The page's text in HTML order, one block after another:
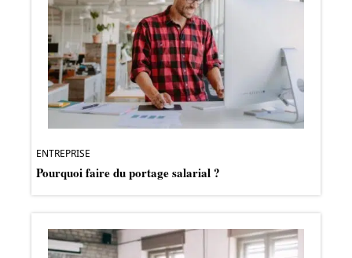
ENTREPRISE
Pourquoi faire du portage salarial ?